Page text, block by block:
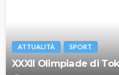
ATTUALITÀ SPORT
XXXII Olimpiade di